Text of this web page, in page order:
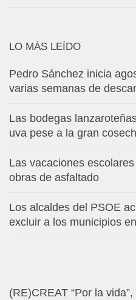
LO MÁS LEÍDO
Pedro Sánchez inicia
varias semanas de
Las bodegas
uva pese a la gran
Las vacaciones
obras de asfaltado
Los alcaldes del PSOE
excluir a los municipios
(RE)CREAT “Por la